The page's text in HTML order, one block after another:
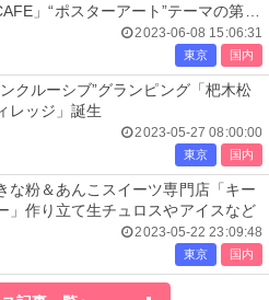
」“ポスターアート”テーマの第2
2023-06-08 15:06:31
東京 国内
クルーシブ”グランピング「杷木松
レッジ」誕生
2023-05-27 08:00:00
東京 国内
な粉＆あんこスイーツ専門店「キー
」作り立て生チュロスやアイスなど
2023-05-22 23:09:48
東京 国内